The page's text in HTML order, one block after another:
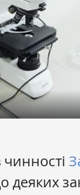
деяких